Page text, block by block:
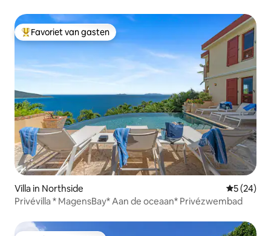
Topfavoriet van gasten
Favoriet van gasten
Villa in Northside
5 (24)
Privévilla * MagensBay* Aan de oceaan* Privézwembad